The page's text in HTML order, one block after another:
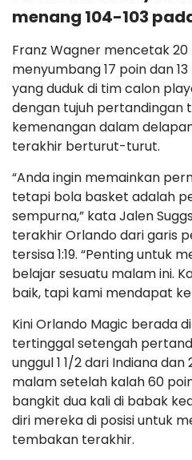
menang 104-103
Franz Wagner mencetak
menyumbang 17 poin dan
yang duduk di tim calon
dengan tujuh pertandingan
kemenangan dalam
terakhir berturut-turut.
“Anda ingin memainkan
tetapi bola basket adalah
sempurna,” kata Jalen
terakhir Orlando dari garis
tersisa 1:19. “Penting untuk
belajar sesuatu malam ini.
baik, tapi kami mendapat
Kini Orlando Magic berada
tertinggal setengah
unggul 1 1/2 dari Indiana dan
malam setelah kalah 60
bangkit dua kali di babak
diri mereka di posisi untuk
tembakan terakhir.